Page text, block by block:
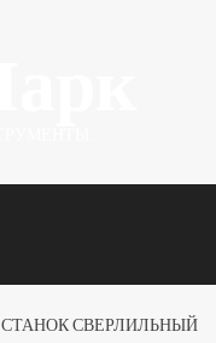
СТАНОК СВЕРЛИЛЬНЫЙ